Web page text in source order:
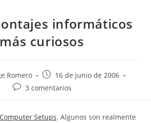
informáticos
más curiosos
Romero
Publicación
de
16 de junio de 2006
Comentarios
entrada:
3 comentarios
Setups. Algunos son realmente